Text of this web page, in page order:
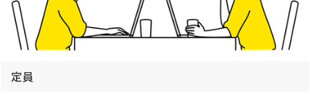
定員